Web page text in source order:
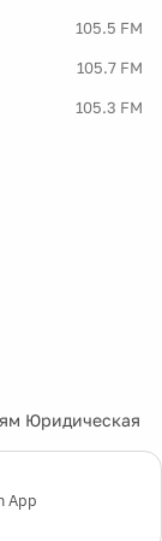
105.5 FM
105.7 FM
105.3 FM
Юридическая
App